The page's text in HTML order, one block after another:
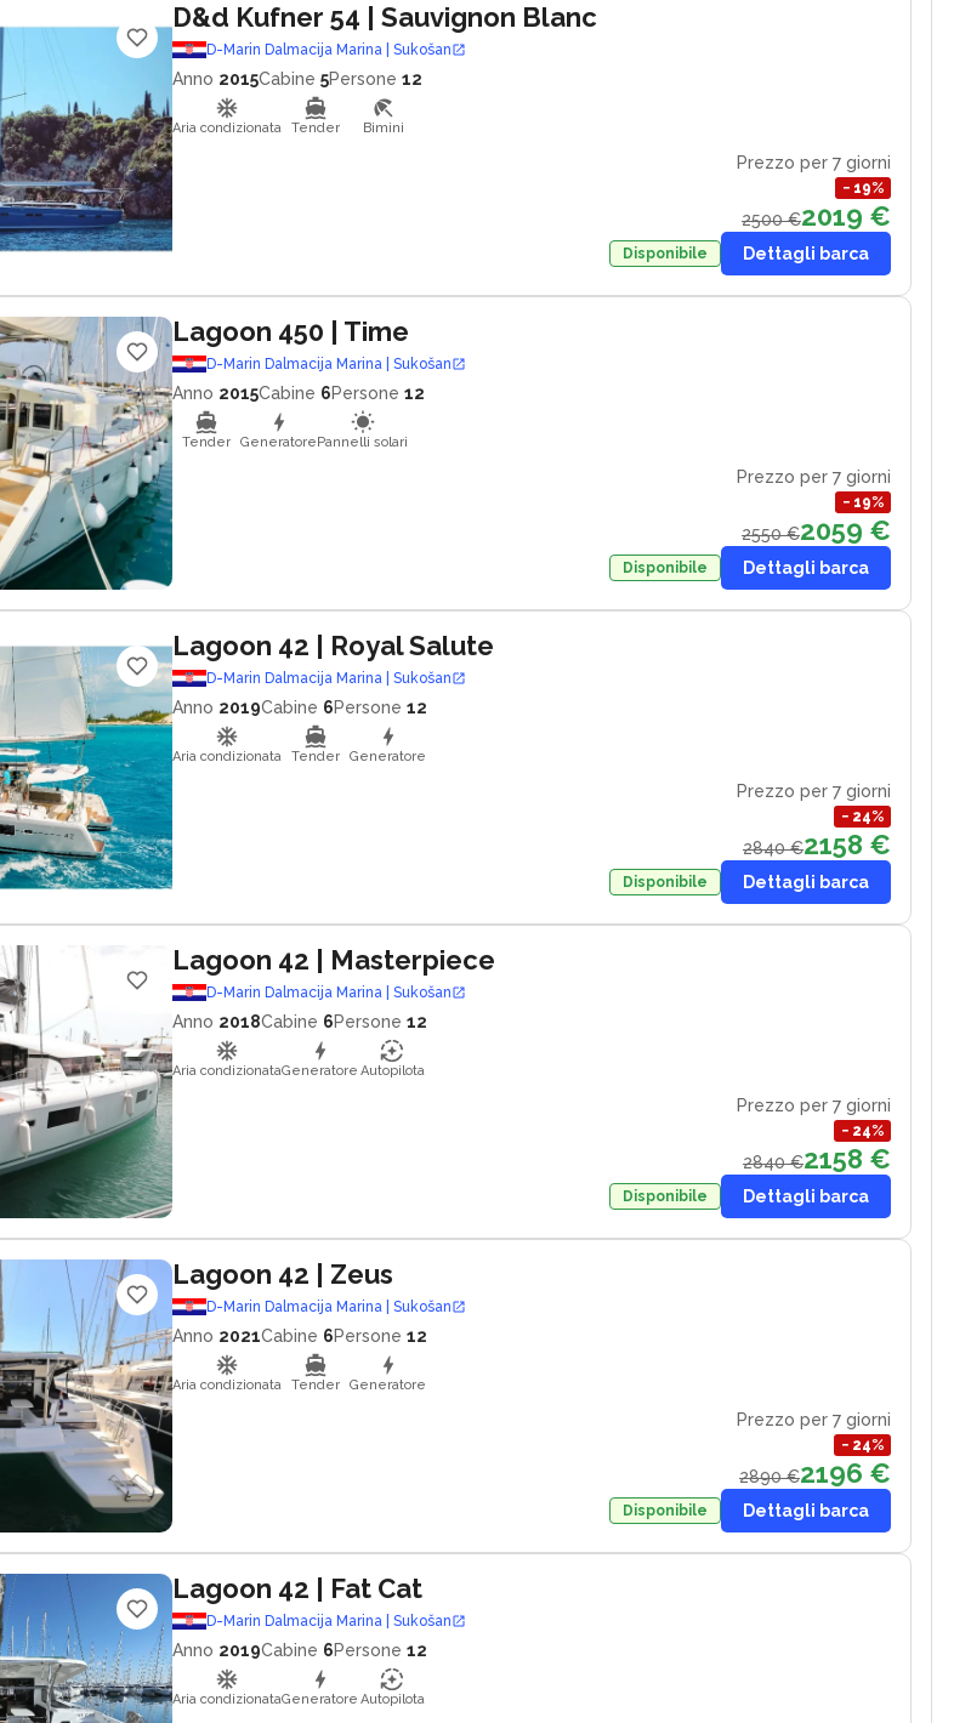
D&d Kufner 54 | Sauvignon Blanc
D-Marin Dalmacija Marina | Sukošan
Anno 2015Cabine 5Persone 12
Aria condizionata Tender Bimini
Prezzo per 7 giorni
− 19%
2500 €2019 €
Disponibile Dettagli barca
Lagoon 450 | Time
D-Marin Dalmacija Marina | Sukošan
Anno 2015Cabine 6Persone 12
Tender GeneratorePannelli solari
Prezzo per 7 giorni
− 19%
2550 €2059 €
Disponibile Dettagli barca
Lagoon 42 | Royal Salute
D-Marin Dalmacija Marina | Sukošan
Anno 2019Cabine 6Persone 12
Aria condizionata Tender Generatore
Prezzo per 7 giorni
− 24%
2840 €2158 €
Disponibile Dettagli barca
Lagoon 42 | Masterpiece
D-Marin Dalmacija Marina | Sukošan
Anno 2018Cabine 6Persone 12
Aria condizionataGeneratore Autopilota
Prezzo per 7 giorni
− 24%
2840 €2158 €
Disponibile Dettagli barca
Lagoon 42 | Zeus
D-Marin Dalmacija Marina | Sukošan
Anno 2021Cabine 6Persone 12
Aria condizionata Tender Generatore
Prezzo per 7 giorni
− 24%
2890 €2196 €
Disponibile Dettagli barca
Lagoon 42 | Fat Cat
D-Marin Dalmacija Marina | Sukošan
Anno 2019Cabine 6Persone 12
Aria condizionataGeneratore Autopilota